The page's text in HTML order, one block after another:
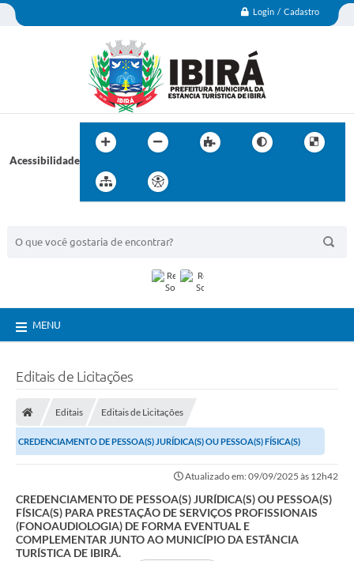
Login / Cadastro
Acessibilidade
MENU
Editais de Licitações
Editais Editais de Licitações
CREDENCIAMENTO DE PESSOA(S) JURÍDICA(S) OU PESSOA(S) FÍSICA(S)
Atualizado em: 09/09/2025 às 12h42
CREDENCIAMENTO DE PESSOA(S) JURÍDICA(S) OU PESSOA(S)
FÍSICA(S) PARA PRESTAÇÃO DE SERVIÇOS PROFISSIONAIS
(FONOAUDIOLOGIA) DE FORMA EVENTUAL E
COMPLEMENTAR JUNTO AO MUNICÍPIO DA ESTÂNCIA
TURÍSTICA DE IBIRÁ.